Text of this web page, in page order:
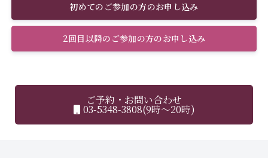
初めてのご参加の方のお申し込み
2回目以降のご参加の方のお申し込み
ご予約・お問い合わせ
03-5348-3808(9時～20時)